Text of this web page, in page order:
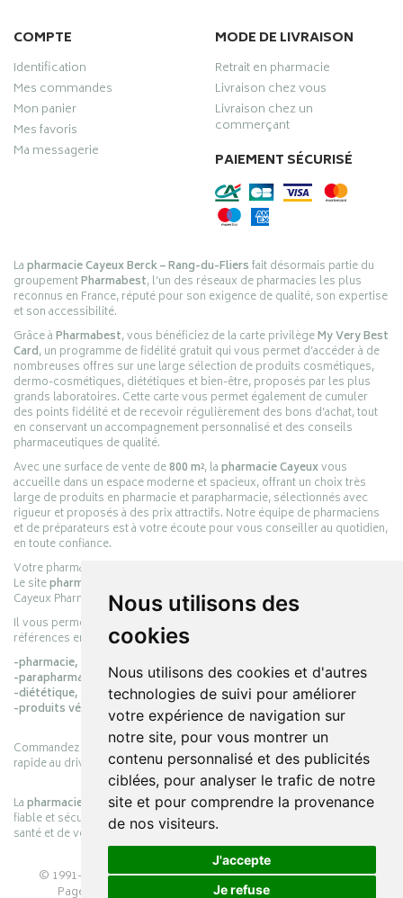
Nous utilisons des
cookies
Nous utilisons des cookies et d'autres
technologies de suivi pour améliorer
votre expérience de navigation sur
notre site, pour vous montrer un
contenu personnalisé et des publicités
ciblées, pour analyser le trafic de notre
site et pour comprendre la provenance
de nos visiteurs.
J'accepte
Je refuse
COMPTE
Identification
Mes commandes
Mon panier
Mes favoris
Ma messagerie
MODE DE LIVRAISON
Retrait en pharmacie
Livraison chez vous
Livraison chez un
commerçant
PAIEMENT SÉCURISÉ
Lapharmacie Cayeux Berck – Rang-du-Fliersfait désormais partie du
groupementPharmabest, l’un des réseaux de pharmacies les plus
reconnus en France, réputé pour son exigence de qualité, son expertise
et son accessibilité.
Grâce àPharmabest, vous bénéficiez de la carte privilègeMy Very Best
Card, un programme de fidélité gratuit qui vous permet d’accéder à de
nombreuses offres sur une large sélection de produits cosmétiques,
dermo-cosmétiques, diététiques et bien-être, proposés par les plus
grands laboratoires. Cette carte vous permet également de cumuler
des points fidélité et de recevoir régulièrement des bons d’achat, tout
en conservant un accompagnement personnalisé et des conseils
pharmaceutiques de qualité.
Avec une surface de vente de800 m², lapharmacie Cayeuxvous
accueille dans un espace moderne et spacieux, offrant un choix très
large de produits en pharmacie et parapharmacie, sélectionnés avec
rigueur et proposés à des prix attractifs. Notre équipe de pharmaciens
et de préparateurs est à votre écoute pour vous conseiller au quotidien,
en toute confiance.
Votre pharmacie en ligne :
Le sitepharmacie-cayeux.fr
Cayeux Pharmabest Berck-sur-Mer – Rang-du-Fliers.
Il vous permet de réaliser vos achats en ligne parmi des milliers de
références en :
-pharmacie,
-parapharmacie,
-diététique,
-produits vétérinaires.
Commandez simplement vos produits en ligne et choisissez le retrait
rapide au drive ou la livraison à domicile, en toute simplicité.
Lapharmacie Cayeuxs’engage à vous offrir une expérience pratique,
fiable et sécurisée, en officine comme en ligne, au service de votre
santé et de votre bien-être.
© 1991-2026PHARMACIE CAYEUX– Tous droits réservés –
Page mise à jour le 03/08/2026 –Pharmacie en ligne